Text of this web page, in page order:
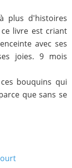
plus d'histoires
livre est criant
avec ses
joies. 9 mois
bouquins qui
que sans se